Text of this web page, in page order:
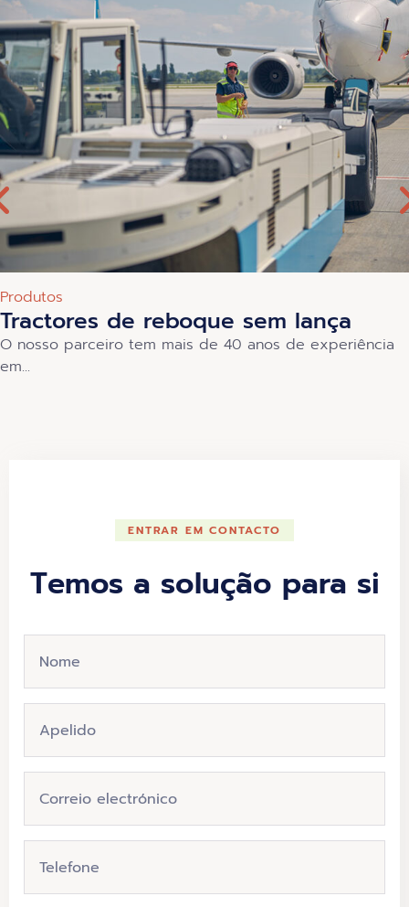
Produtos
Tractores de reboque sem lança
O nosso parceiro tem mais de 40 anos de experiência
em...
ENTRAR EM CONTACTO
Temos a solução para si